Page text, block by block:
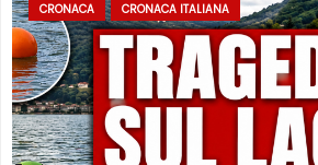
CRONACA CRONACA ITALIANA